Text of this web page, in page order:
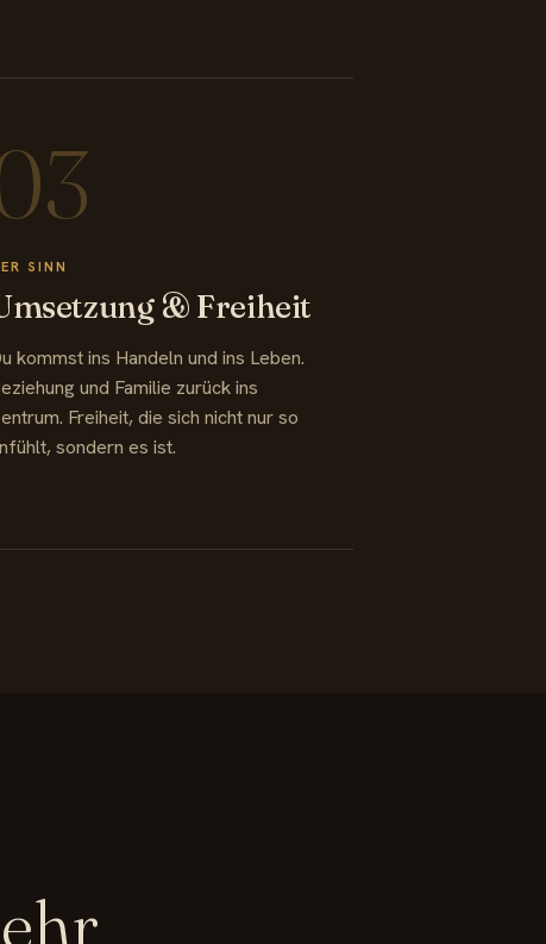
SINN
& Freiheit
kommst ins Handeln und ins Leben.
und Familie zurück ins
Freiheit, die sich nicht nur so
sondern es ist.